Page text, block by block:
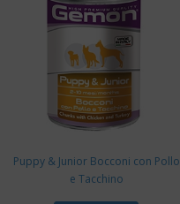
Puppy & Junior Bocconi con Pollo
e Tacchino